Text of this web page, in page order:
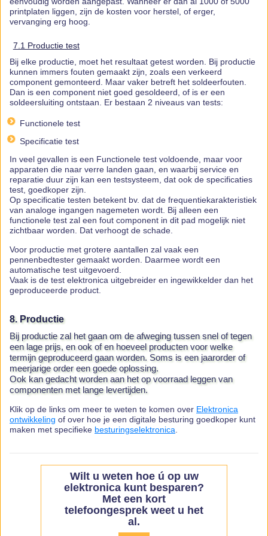
printplaten liggen, zijn de kosten voor herstel, of erger,
vervanging erg hoog.
7.1 Productie test
Bij elke productie, moet het resultaat getest worden. Bij productie
kunnen immers fouten gemaakt zijn, zoals een verkeerd
component gemonteerd. Maar vaker betreft het soldeerfouten.
Dan is een component niet goed gesoldeerd, of is er een
soldeersluiting ontstaan. Er bestaan 2 niveaus van tests:
Functionele test
Specificatie test
In veel gevallen is een Functionele test voldoende, maar voor
apparaten die naar verre landen gaan, en waarbij service en
reparatie duur zijn kan een testsysteem, dat ook de specificaties
test, goedkoper zijn.
Op specificatie testen betekent bv. dat de frequentiekarakteristiek
van analoge ingangen nagemeten wordt. Bij alleen een
functionele test zal een fout component in dit pad mogelijk niet
zichtbaar worden. Dat verhoogt de schade.
Voor productie met grotere aantallen zal vaak een
pennenbedtester gemaakt worden. Daarmee wordt een
automatische test uitgevoerd.
Vaak is de test elektronica uitgebreider en ingewikkelder dan het
geproduceerde product.
8. Productie
Bij productie zal het gaan om de afweging tussen snel of tegen
een lage prijs, en ook of en hoeveel producten voor welke
termijn geproduceerd gaan worden. Soms is een jaarorder of
meerjarige order een goede oplossing.
Ook kan gedacht worden aan het op voorraad leggen van
componenten met lange levertijden.
Klik op de links om meer te weten te komen over Elektronica
ontwikkeling of over hoe je een digitale besturing goedkoper kunt
maken met specifieke besturingselektronica
Wilt u weten hoe ú op uw
elektronica kunt besparen?
Met een kort
telefoongesprek weet u het
al.